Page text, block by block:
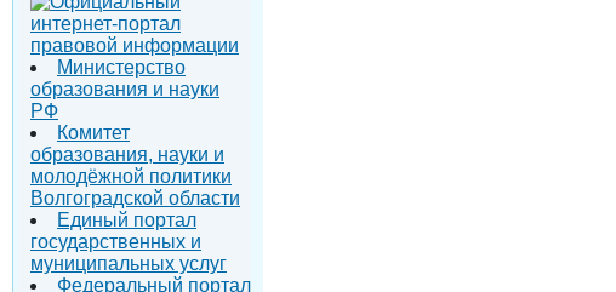
Министерство
образования и науки
РФ
Комитет
образования, науки и
молодёжной политики
Волгоградской области
Единый портал
государственных и
муниципальных услуг
Федеральный портал